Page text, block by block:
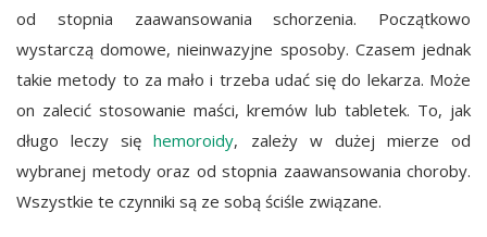
od stopnia zaawansowania schorzenia. Początkowo
wystarczą domowe, nieinwazyjne sposoby. Czasem jednak
takie metody to za mało i trzeba udać się do lekarza. Może
on zalecić stosowanie maści, kremów lub tabletek. To, jak
długo leczy sięhemoroidy, zależy w dużej mierze od
wybranej metody oraz od stopnia zaawansowania choroby.
Wszystkie te czynniki są ze sobą ściśle związane.